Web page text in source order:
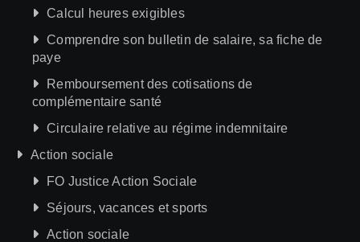
Calcul heures exigibles
Comprendre son bulletin de salaire, sa fiche de
paye
Remboursement des cotisations de
complémentaire santé
Circulaire relative au régime indemnitaire
Action sociale
FO Justice Action Sociale
Séjours, vacances et sports
Action sociale